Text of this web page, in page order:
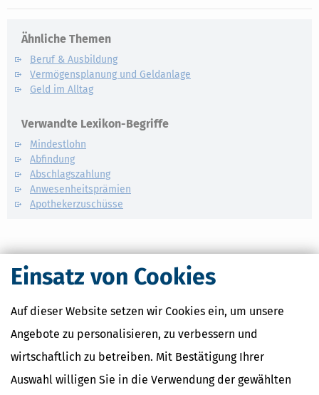
Einsatz von Cookies
Auf dieser Website setzen wir Cookies ein, um unsere
Angebote zu personalisieren, zu verbessern und
wirtschaftlich zu betreiben. Mit Bestätigung Ihrer
Auswahl willigen Sie in die Verwendung der gewählten
Ähnliche Themen
Beruf & Ausbildung
Vermögensplanung und Geldanlage
Geld im Alltag
Verwandte Lexikon-Begriffe
Mindestlohn
Abfindung
Abschlagszahlung
Anwesenheitsprämien
Apothekerzuschüsse